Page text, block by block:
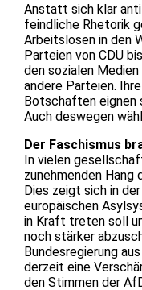
Anstatt sich klar
feindliche Rhetorik
Arbeitslosen in den
Parteien von CDU
den sozialen
andere Parteien.
Botschaften eignen
Auch deswegen
Der Faschismus
In vielen
zunehmenden Hang
Dies zeigt sich in
europäischen
in Kraft treten soll
noch stärker
Bundesregierung
derzeit eine
den Stimmen der